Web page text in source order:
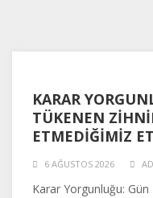
KARAR
TÜKENEN
ETMEDIĞIMIZ
6 AĞUSTOS 2026
Karar Yorgunluğu: